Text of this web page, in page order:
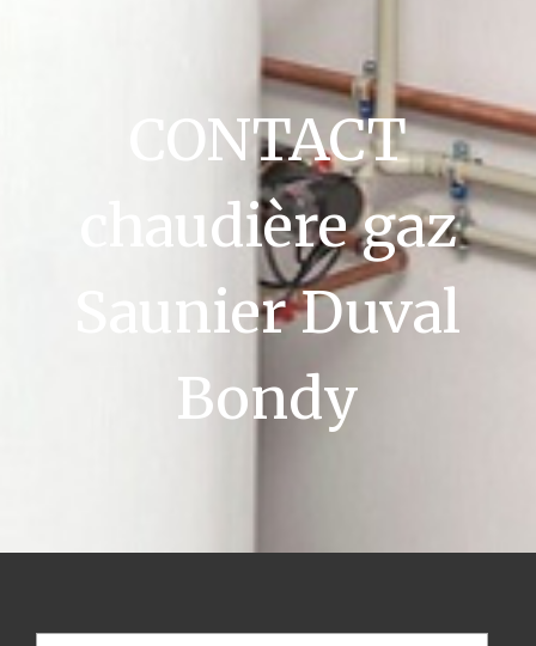
CONTACT
chaudière gaz
Saunier Duval
Bondy